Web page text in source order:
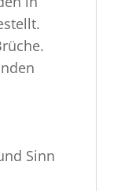
Sinn